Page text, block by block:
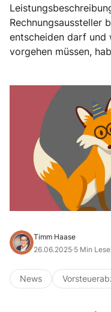
Rechnungsaussteller
entscheiden darf und
vorgehen müssen,
Timm Haase
26.06.2025·5 Min
News